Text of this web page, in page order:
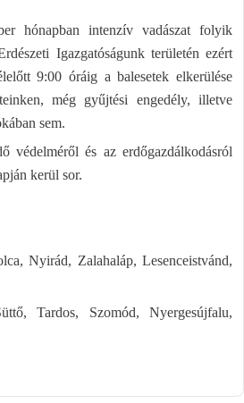
hónapban intenzív vadászat folyik
Igazgatóságunk területén ezért
9:00 óráig a balesetek elkerülése
még gyűjtési engedély, illetve
sem.
védelméről és az erdőgazdálkodásról
kerül sor.
Nyirád, Zalahaláp, Lesenceistvánd,
Tardos, Szomód, Nyergesújfalu,